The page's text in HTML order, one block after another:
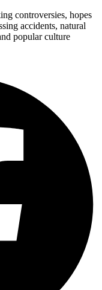
controversies, hopes
accidents, natural
popular culture